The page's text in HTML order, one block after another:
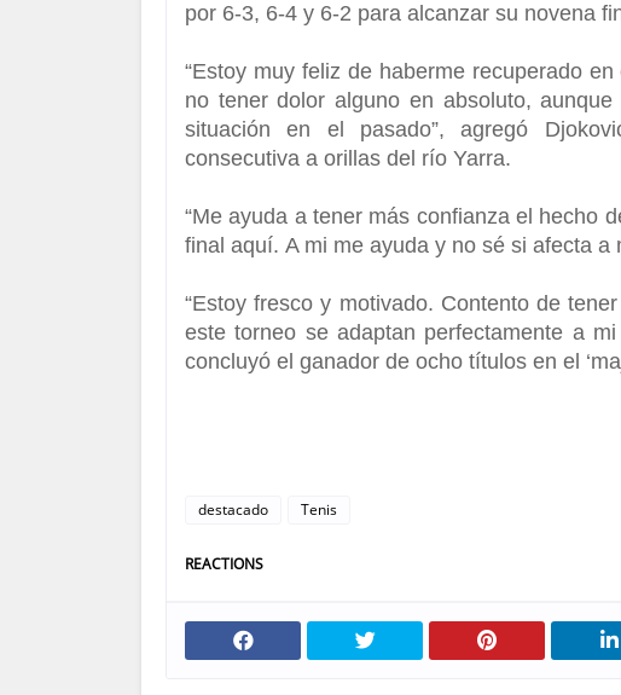
por 6-3, 6-4 y 6-2 para alcanzar su novena
“Estoy muy feliz de haberme recuperado
no tener dolor alguno en absoluto,
situación en el pasado”,agregó
consecutiva a orillas del río Yarra.
“Me ayuda a tener más confianza el hecho
final aquí. A mi me ayuda y no sé si afecta a
“Estoy fresco y motivado. Contento de
este torneo se adaptan perfectamente a
concluyó el ganador de ocho títulos en el
destacado Tenis
REACTIONS